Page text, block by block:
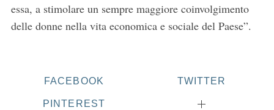
essa, a stimolare un sempre maggiore coinvolgimento
delle donne nella vita economica e sociale del Paese”.
FACEBOOK TWITTER
PINTEREST